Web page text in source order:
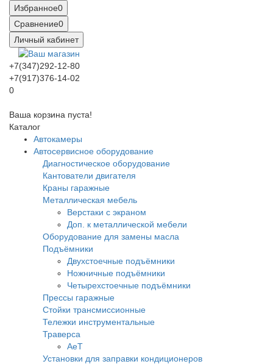
Избранное0
Сравнение0
Личный кабинет
+7(347)292-12-80
+7(917)376-14-02
0
Ваша корзина пуста!
Каталог
Автокамеры
Автосервисное оборудование
Диагностическое оборудование
Кантователи двигателя
Краны гаражные
Металлическая мебель
Верстаки с экраном
Доп. к металлической мебели
Оборудование для замены масла
Подъёмники
Двухстоечные подъёмники
Ножничные подъёмники
Четырехстоечные подъёмники
Прессы гаражные
Стойки трансмиссионные
Тележки инструментальные
Траверса
AeT
Установки для заправки кондиционеров